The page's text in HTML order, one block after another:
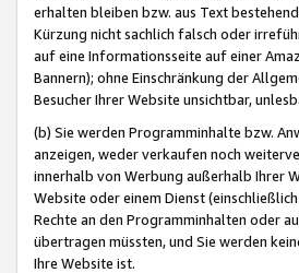
erhalten bleiben bzw. aus Text
Kürzung nicht sachlich falsch oder
auf eine Informationsseite auf einer
Bannern); ohne Einschränkung der
Besucher Ihrer Website unsichtbar,
(b) Sie werden Programminhalte bzw.
anzeigen, weder verkaufen noch
innerhalb von Werbung außerhalb Ihrer
Website oder einem Dienst
Rechte an den Programminhalten oder
übertragen müssten, und Sie werden
Ihre Website ist.